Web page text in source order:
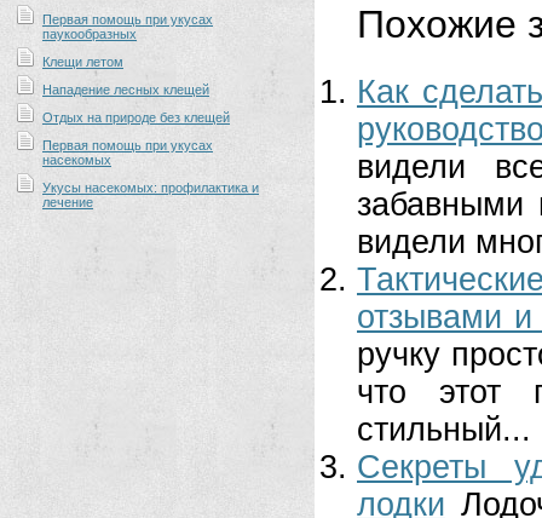
Первая помощь при укусах
паукообразных
Клещи летом
Нападение лесных клещей
Отдых на природе без клещей
Первая помощь при укусах
насекомых
Укусы насекомых: профилактика и
лечение
Похожие
Как
видели
забавными
видели
отзывами
ручку
что этот
стильный...
Секреты
лодки